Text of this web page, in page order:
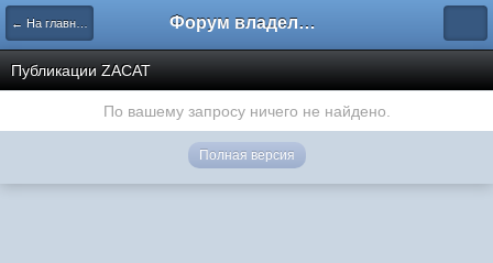
← На главную Форум владельцев интернет-магазинов
Публикации ZACAT
По вашему запросу ничего не найдено.
Полная версия